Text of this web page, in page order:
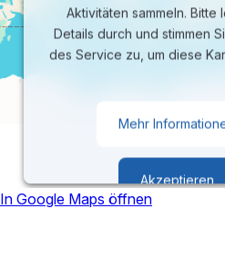
Aktivitäten sammeln. Bitte
Details durch und stimmen
des Service zu, um diese
Mehr
Akzeptieren
In Google Maps öffnen